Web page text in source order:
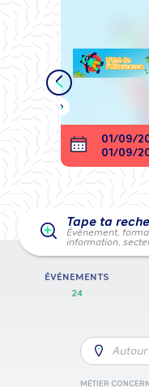
01/09/
01/09/
Tape ta
Événement,
information,
ÉVÉNEMENTS
24
MÉTIER